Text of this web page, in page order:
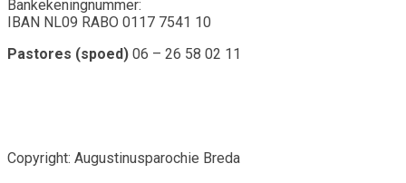
Bankekeningnummer:
IBAN NL09 RABO 0117 7541 10
Pastores (spoed) 06 – 26 58 02 11
Copyright: Augustinusparochie Breda